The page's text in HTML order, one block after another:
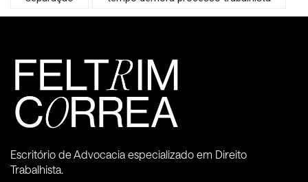
Escritório de Advocacia especializado em Direito
Trabalhista.